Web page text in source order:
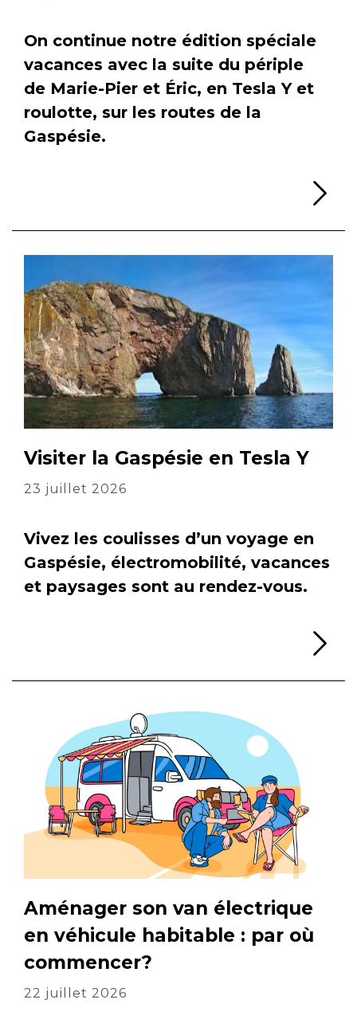
On continue notre édition spéciale
vacances avec la suite du périple
de Marie-Pier et Éric, en Tesla Y et
roulotte, sur les routes de la
Gaspésie.
Visiter la Gaspésie en Tesla Y
23 juillet 2026
Vivez les coulisses d’un voyage en
Gaspésie, électromobilité, vacances
et paysages sont au rendez-vous.
Aménager son van électrique
en véhicule habitable : par où
commencer?
22 juillet 2026